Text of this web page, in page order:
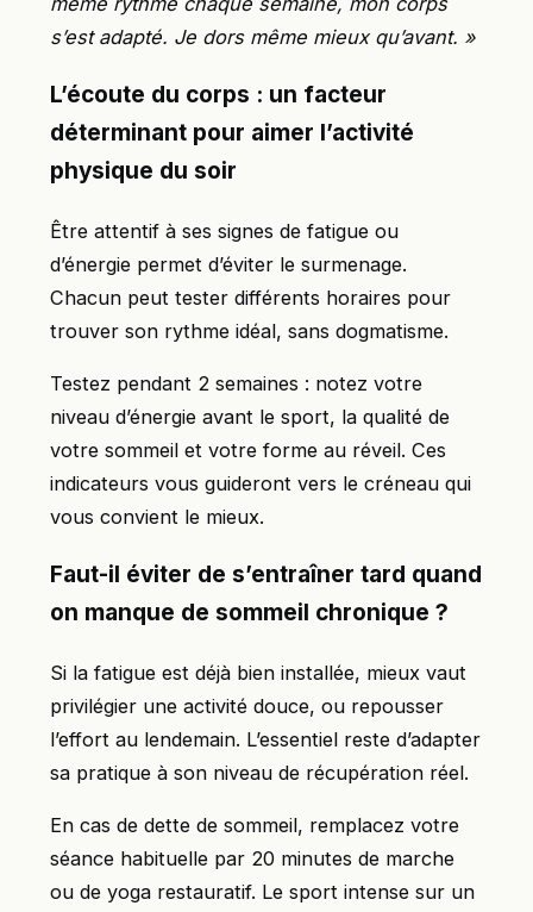
s’est adapté. Je dors même mieux qu’avant. »
L’écoute du corps : un facteur
déterminant pour aimer l’activité
physique du soir
Être attentif à ses signes de fatigue ou
d’énergie permet d’éviter le surmenage.
Chacun peut tester différents horaires pour
trouver son rythme idéal, sans dogmatisme.
Testez pendant 2 semaines : notez votre
niveau d’énergie avant le sport, la qualité de
votre sommeil et votre forme au réveil. Ces
indicateurs vous guideront vers le créneau qui
vous convient le mieux.
Faut-il éviter de s’entraîner tard quand
on manque de sommeil chronique ?
Si la fatigue est déjà bien installée, mieux vaut
privilégier une activité douce, ou repousser
l’effort au lendemain. L’essentiel reste d’adapter
sa pratique à son niveau de récupération réel.
En cas de dette de sommeil, remplacez votre
séance habituelle par 20 minutes de marche
ou de yoga restauratif. Le sport intense sur un